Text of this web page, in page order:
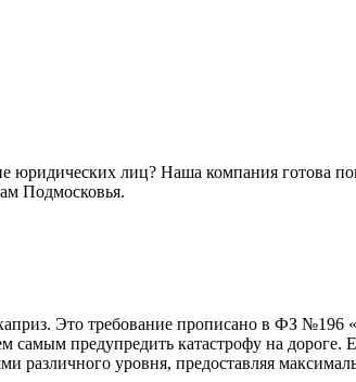
юридических лиц? Наша компания готова
Подмосковья.
Это требование прописано в ФЗ №196
самым предупредить катастрофу на дороге.
уровня, предоставляя